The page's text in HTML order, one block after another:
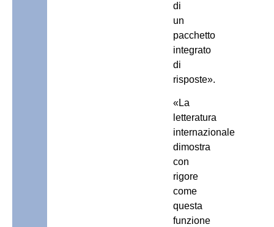
di
un
pacchetto
integrato
di
risposte».
«La
letteratura
internazionale
dimostra
con
rigore
come
questa
funzione